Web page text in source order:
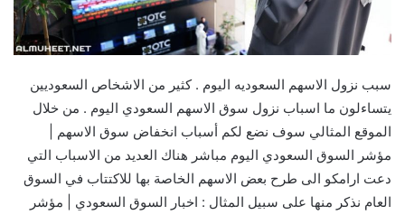
سبب نزول الاسهم السعوديه اليوم . كثير من الاشخاص السعوديين
يتساءلون ما اسباب نزول سوق الاسهم السعودي اليوم . من خلال
الموقع المثالي سوف نضع لكم أسباب انخفاض سوق الاسهم |
مؤشر السوق السعودي اليوم مباشر هناك العديد من الاسباب التي
دعت ارامكو الى طرح بعض الاسهم الخاصة بها للاكتتاب في السوق
العام نذكر منها على سبيل المثال : اخبار السوق السعودي | مؤشر